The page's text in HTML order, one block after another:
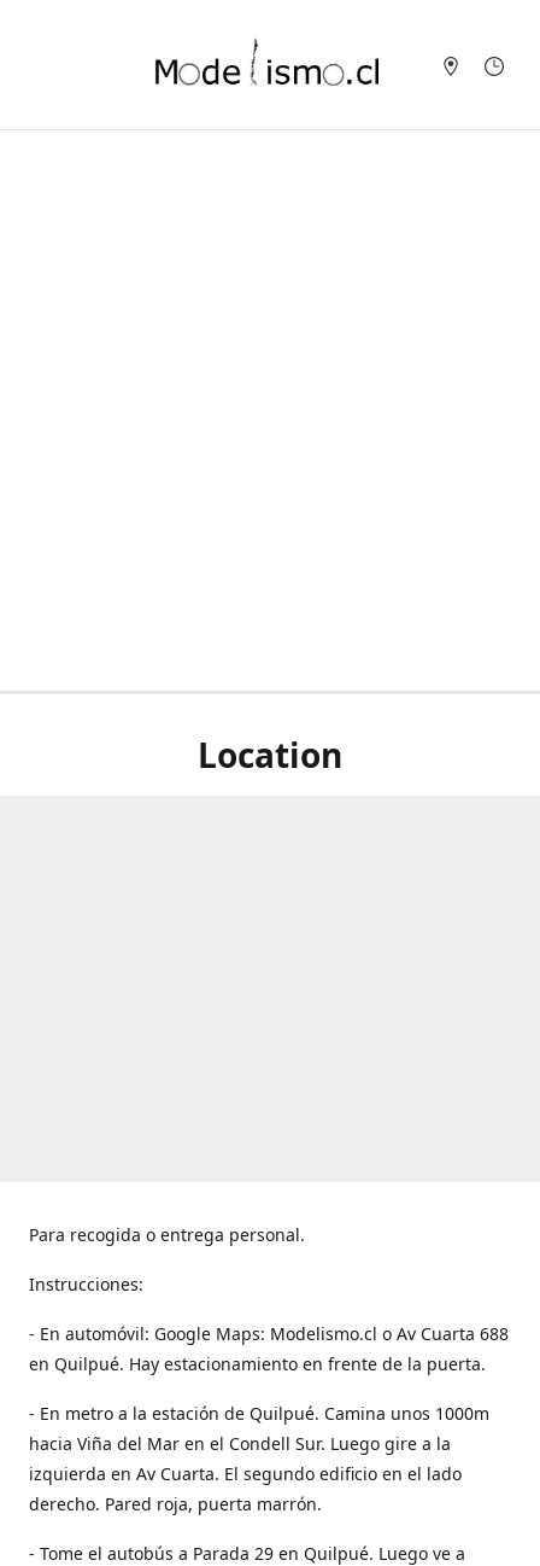
Location
Para recogida o entrega personal.
Instrucciones:
- En automóvil: Google Maps: Modelismo.cl o Av Cuarta 688
en Quilpué. Hay estacionamiento en frente de la puerta.
- En metro a la estación de Quilpué. Camina unos 1000m
hacia Viña del Mar en el Condell Sur. Luego gire a la
izquierda en Av Cuarta. El segundo edificio en el lado
derecho. Pared roja, puerta marrón.
- Tome el autobús a Parada 29 en Quilpué. Luego ve a